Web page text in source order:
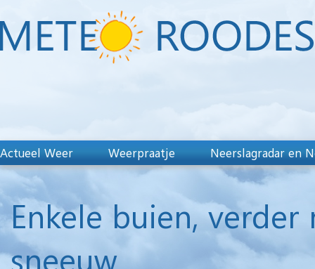
Actueel Weer Weerpraatje Neerslagradar en
Enkele buien,
sneeuw